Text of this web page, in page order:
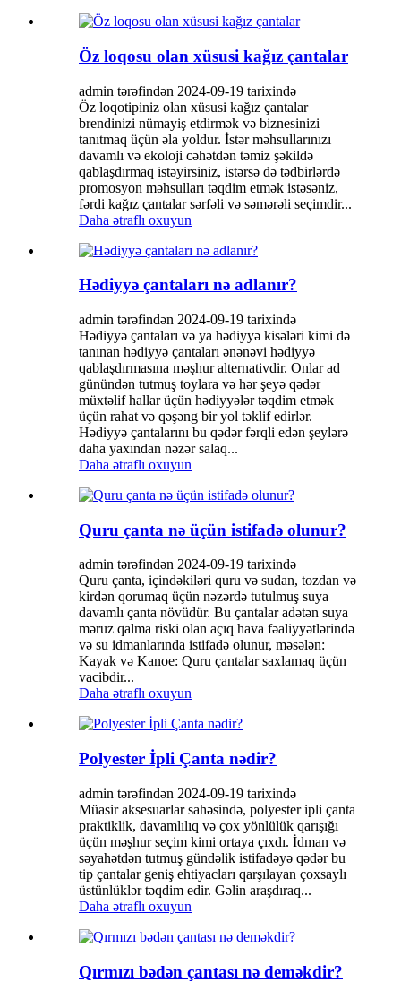
Öz loqosu olan xüsusi kağız çantalar
admin tərəfindən 2024-09-19 tarixində
Öz loqotipiniz olan xüsusi kağız çantalar
brendinizi nümayiş etdirmək və biznesinizi
tanıtmaq üçün əla yoldur. İstər məhsullarınızı
davamlı və ekoloji cəhətdən təmiz şəkildə
qablaşdırmaq istəyirsiniz, istərsə də tədbirlərdə
promosyon məhsulları təqdim etmək istəsəniz,
fərdi kağız çantalar sərfəli və səmərəli seçimdir...
Daha ətraflı oxuyun
Hədiyyə çantaları nə adlanır?
admin tərəfindən 2024-09-19 tarixində
Hədiyyə çantaları və ya hədiyyə kisələri kimi də
tanınan hədiyyə çantaları ənənəvi hədiyyə
qablaşdırmasına məşhur alternativdir. Onlar ad
günündən tutmuş toylara və hər şeyə qədər
müxtəlif hallar üçün hədiyyələr təqdim etmək
üçün rahat və qəşəng bir yol təklif edirlər.
Hədiyyə çantalarını bu qədər fərqli edən şeylərə
daha yaxından nəzər salaq...
Daha ətraflı oxuyun
Quru çanta nə üçün istifadə olunur?
admin tərəfindən 2024-09-19 tarixində
Quru çanta, içindəkiləri quru və sudan, tozdan və
kirdən qorumaq üçün nəzərdə tutulmuş suya
davamlı çanta növüdür. Bu çantalar adətən suya
məruz qalma riski olan açıq hava fəaliyyətlərində
və su idmanlarında istifadə olunur, məsələn:
Kayak və Kanoe: Quru çantalar saxlamaq üçün
vacibdir...
Daha ətraflı oxuyun
Polyester İpli Çanta nədir?
admin tərəfindən 2024-09-19 tarixində
Müasir aksesuarlar sahəsində, polyester ipli çanta
praktiklik, davamlılıq və çox yönlülük qarışığı
üçün məşhur seçim kimi ortaya çıxdı. İdman və
səyahətdən tutmuş gündəlik istifadəyə qədər bu
tip çantalar geniş ehtiyacları qarşılayan çoxsaylı
üstünlüklər təqdim edir. Gəlin araşdıraq...
Daha ətraflı oxuyun
Qırmızı bədən çantası nə deməkdir?